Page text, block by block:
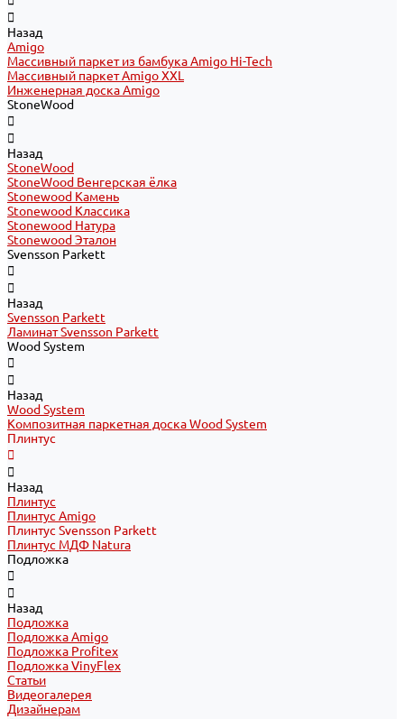
Назад
Amigo
Массивный паркет из бамбука Amigo Hi-Tech
Массивный паркет Amigo XXL
Инженерная доска Amigo
StoneWood
Назад
StoneWood
StoneWood Венгерская ёлка
Stonewood Камень
Stonewood Классика
Stonewood Натура
Stonewood Эталон
Svensson Parkett
Назад
Svensson Parkett
Ламинат Svensson Parkett
Wood System
Назад
Wood System
Композитная паркетная доска Wood System
Плинтус
Назад
Плинтус
Плинтус Amigo
Плинтус Svensson Parkett
Плинтус МДФ Natura
Подложка
Назад
Подложка
Подложка Amigo
Подложка Profitex
Подложка VinyFlex
Статьи
Видеогалерея
Дизайнерам